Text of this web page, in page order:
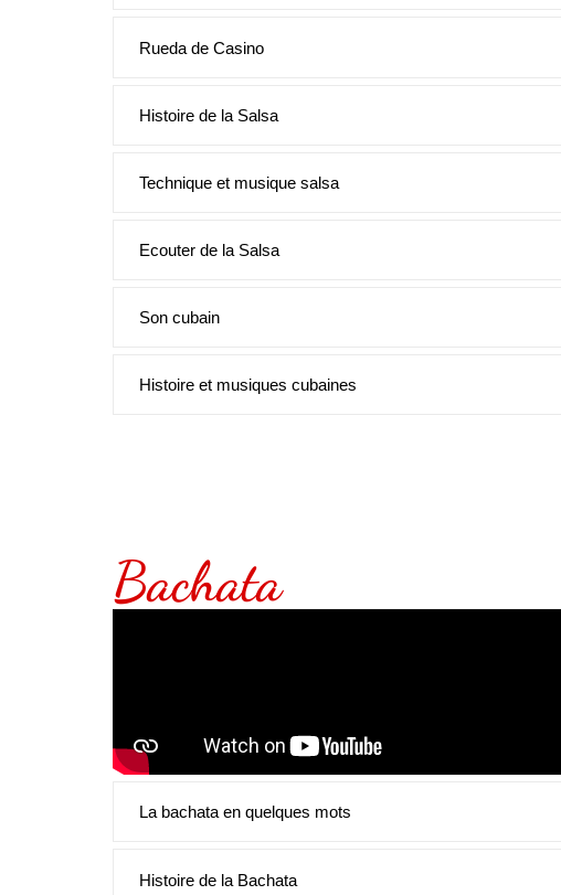
Rueda de Casino
Histoire de la Salsa
Technique et musique salsa
Ecouter de la Salsa
Son cubain
Histoire et musiques cubaines
Bachata
La bachata en quelques mots
Histoire de la Bachata